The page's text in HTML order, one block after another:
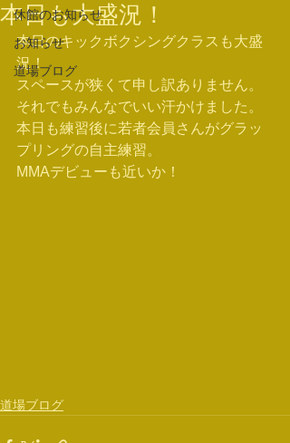
休館のお知らせ
お知らせ
道場ブログ
本日も大盛況！
本日のキックボクシングクラスも大盛
況！
スペースが狭くて申し訳ありません。
それでもみんなでいい汗かけました。
本日も練習後に若者会員さんがグラッ
プリングの自主練習。
MMAデビューも近いか！
道場ブログ